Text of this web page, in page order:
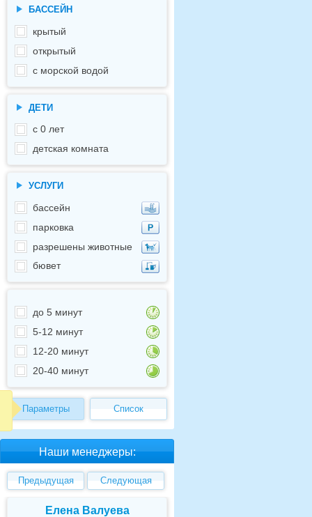
БАССЕЙН
крытый
открытый
с морской водой
ДЕТИ
с 0 лет
детская комната
УСЛУГИ
бассейн
парковка
разрешены животные
бювет
до 5 минут
5-12 минут
12-20 минут
20-40 минут
Параметры Список
Наши менеджеры:
Предыдущая Следующая
Елена Валуева